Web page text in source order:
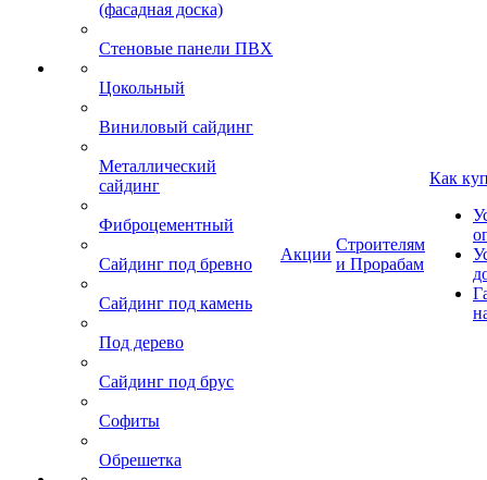
(фасадная доска)
Стеновые панели ПВХ
Цокольный
Виниловый сайдинг
Металлический
сайдинг
Фиброцементный
Сайдинг под бревно
Сайдинг под камень
Под дерево
Сайдинг под брус
Софиты
Обрешетка
Акции
Строителям
и Прорабам
Как